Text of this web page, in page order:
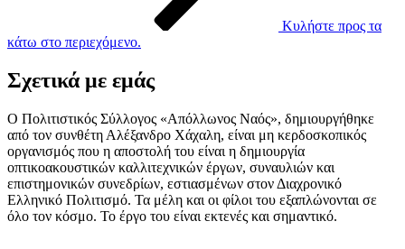
Κυλήστε προς τα
κάτω στο περιεχόμενο.
Σχετικά με εμάς
Ο Πολιτιστικός Σύλλογος «Απόλλωνος Ναός», δημιουργήθηκε
από τον συνθέτη Αλέξανδρο Χάχαλη, είναι μη κερδοσκοπικός
οργανισμός που η αποστολή του είναι η δημιουργία
οπτικοακουστικών καλλιτεχνικών έργων, συναυλιών και
επιστημονικών συνεδρίων, εστιασμένων στον Διαχρονικό
Ελληνικό Πολιτισμό. Τα μέλη και οι φίλοι του εξαπλώνονται σε
όλο τον κόσμο. Το έργο του είναι εκτενές και σημαντικό.